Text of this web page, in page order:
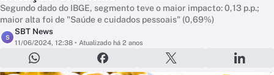
Segundo dado do IBGE, segmento teve o maior impacto: 0,13 p.p.;
maior alta foi de "Saúde e cuidados pessoais" (0,69%)
S
SBT News
11/06/2024, 12:38 • Atualizado há 2 anos